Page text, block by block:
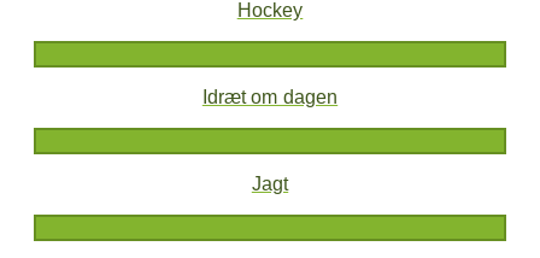
Hockey
Idræt om dagen
Jagt